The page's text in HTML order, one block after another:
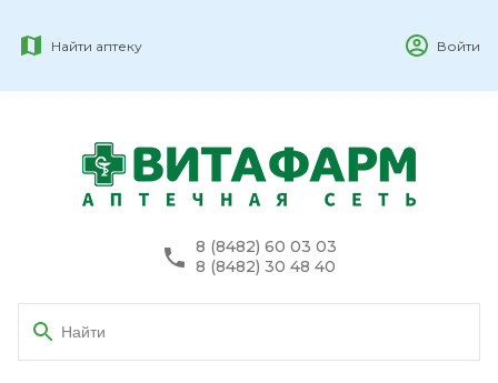
Найти аптеку Войти
8 (8482) 60 03 03
8 (8482) 30 48 40